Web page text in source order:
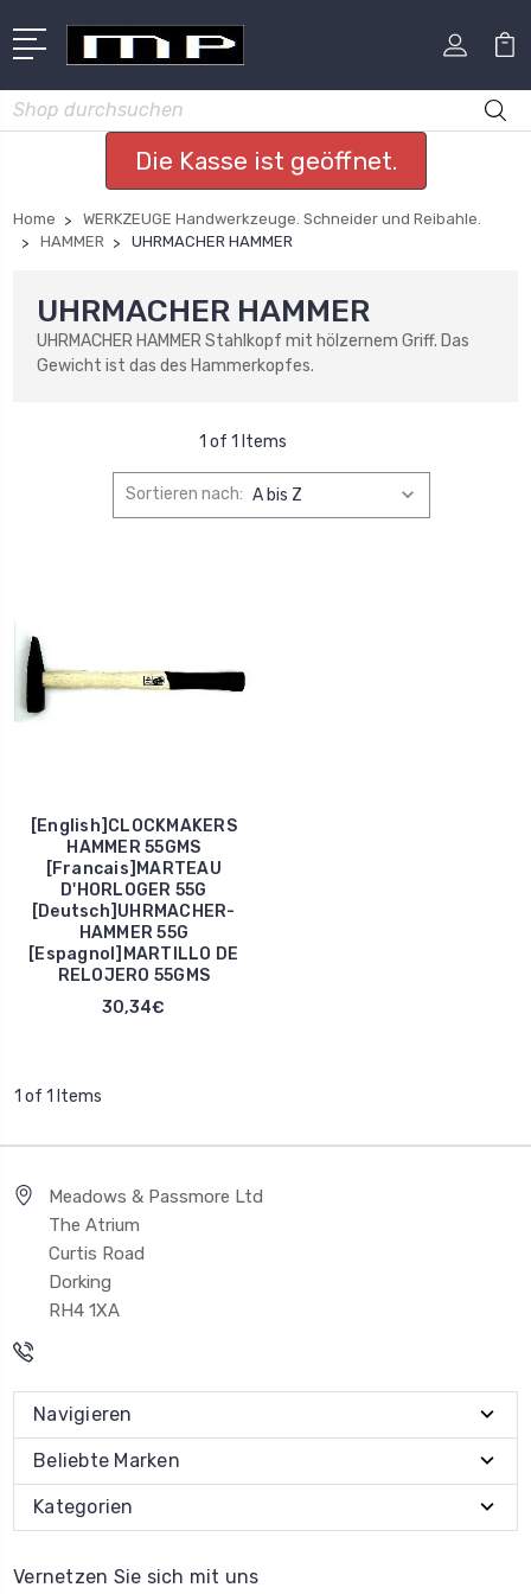
Suchen
Die Kasse ist geöffnet.
Home
WERKZEUGE Handwerkzeuge. Schneider und Reibahle.
HAMMER
UHRMACHER HAMMER
UHRMACHER HAMMER
UHRMACHER HAMMER Stahlkopf mit hölzernem Griff. Das
Gewicht ist das des Hammerkopfes.
1 of 1 Items
Sortieren nach:
[English]CLOCKMAKERS
HAMMER 55GMS
[Francais]MARTEAU
D'HORLOGER 55G
[Deutsch]UHRMACHER-
HAMMER 55G
[Espagnol]MARTILLO DE
RELOJERO 55GMS
30,34€
1 of 1 Items
Meadows & Passmore Ltd
The Atrium
Curtis Road
Dorking
RH4 1XA
Navigieren
Beliebte Marken
Kategorien
Vernetzen Sie sich mit uns